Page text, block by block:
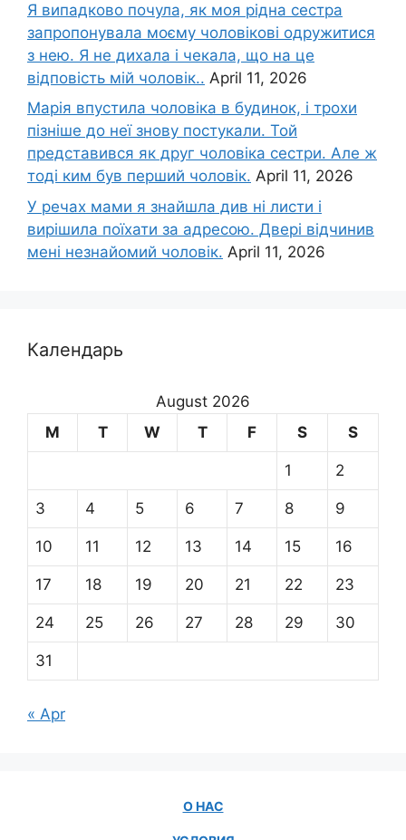
Я випадково почула, як моя рідна сестра
запропонувала моєму чоловікові одружитися
з нею. Я не дихала і чекала, що на це
відповість мій чоловік.. April 11, 2026
Марія впустила чоловіка в будинок, і трохи
пізніше до неї знову постукали. Той
представився як друг чоловіка сестри. Але ж
тоді ким був перший чоловік. April 11, 2026
У речах мами я знайшла див ні листи і
вирішила поїхати за адресою. Двері відчинив
мені незнайомий чоловік. April 11, 2026
Календарь
August 2026
M
T W T F S S
1 2
3 4 5 6 7 8 9
10 11 12 13 14 15 16
17 18 19 20 21 22 23
24 25 26 27 28 29 30
31
« Apr
О НАС